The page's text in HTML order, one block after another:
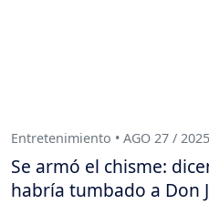
Entretenimiento • AGO 27 / 2025
Se armó el chisme:
habría tumbado a Don